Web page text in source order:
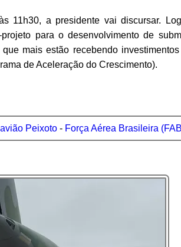
11h30, a presidente vai discursar.
para o desenvolvimento de
mais estão recebendo
de Aceleração do Crescimento).
Peixoto- Força Aérea Brasileira